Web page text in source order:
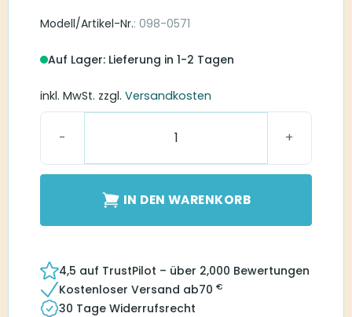
Modell/Artikel-Nr.: 098-0571
Auf Lager: Lieferung in 1-2 Tagen
inkl. MwSt. zzgl. Versandkosten
Phonak Reinigungsspray Menge
IN DEN WARENKORB
4,5 auf TrustPilot – über 2,000 Bewertungen
Kostenloser Versand ab70 €
30 Tage Widerrufsrecht